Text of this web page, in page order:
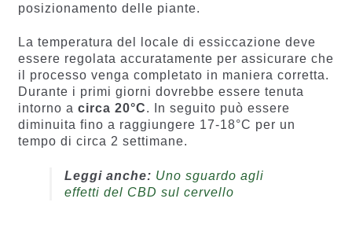
posizionamento delle piante.
La temperatura del locale di essiccazione deve
essere regolata accuratamente per assicurare che
il processo venga completato in maniera corretta.
Durante i primi giorni dovrebbe essere tenuta
intorno a circa 20°C. In seguito può essere
diminuita fino a raggiungere 17-18°C per un
tempo di circa 2 settimane.
Leggi anche: Uno sguardo agli
effetti del CBD sul cervello